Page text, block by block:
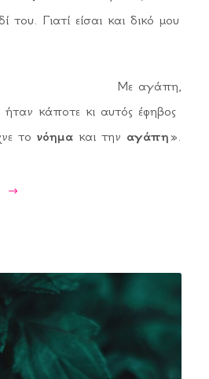
του. Γιατί είσαι και δικό μου
Με αγάπη,
ήταν κάποτε κι αυτός έφηβος
το νόημα και την αγάπη ».